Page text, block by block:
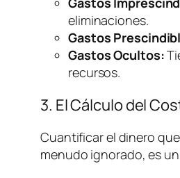
eliminaciones.
Gastos
Gastos Ocultos:
recursos.
3. El Cálculo del
Cuantificar el dinero
menudo ignorado, es